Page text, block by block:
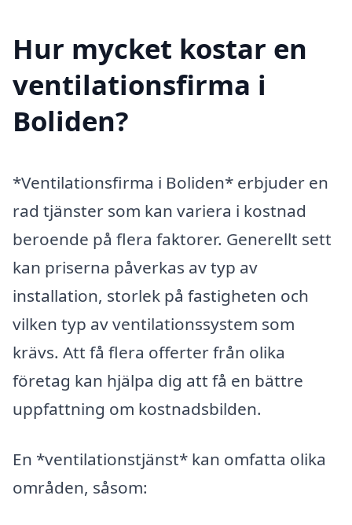
Hur mycket kostar en
ventilationsfirma i
Boliden?
*Ventilationsfirma i Boliden* erbjuder en
rad tjänster som kan variera i kostnad
beroende på flera faktorer. Generellt sett
kan priserna påverkas av typ av
installation, storlek på fastigheten och
vilken typ av ventilationssystem som
krävs. Att få flera offerter från olika
företag kan hjälpa dig att få en bättre
uppfattning om kostnadsbilden.
En *ventilationstjänst* kan omfatta olika
områden, såsom: